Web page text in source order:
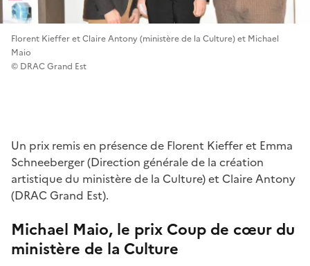
Florent Kieffer et Claire Antony (ministère de la Culture) et Michael
Maio
© DRAC Grand Est
Un prix remis en présence de Florent Kieffer et Emma
Schneeberger (Direction générale de la création
artistique du ministère de la Culture) et Claire Antony
(DRAC Grand Est).
Michael Maio, le prix Coup de cœur du
ministère de la Culture